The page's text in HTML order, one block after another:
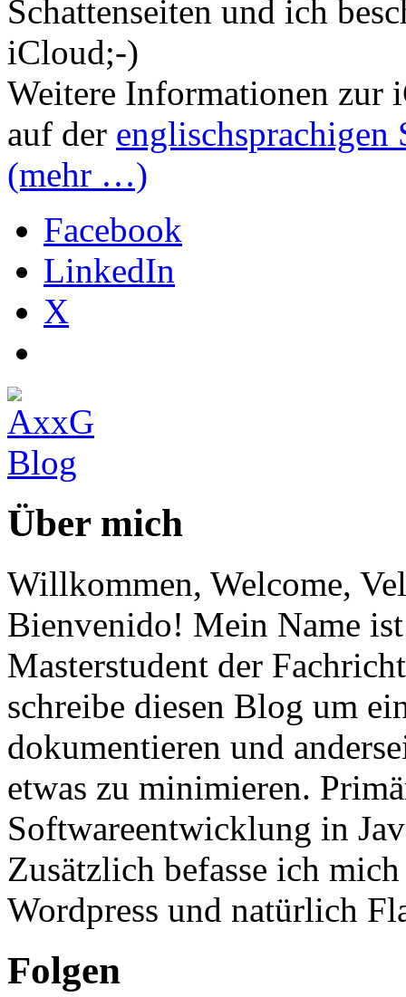
Schattenseiten und ich
iCloud;-)
Weitere Informationen zur
auf der englischsprachigen
(mehr …)
Facebook
LinkedIn
X
Über mich
Willkommen, Welcome,
Bienvenido! Mein Name
Masterstudent der
schreibe diesen Blog um
dokumentieren und
etwas zu minimieren.
Softwareentwicklung in
Zusätzlich befasse ich
Wordpress und natürlich
Folgen